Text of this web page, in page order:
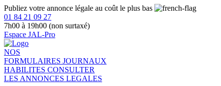
Publiez votre annonce légale au coût le plus bas
01 84 21 09 27
7h00 à 19h00 (non surtaxé)
Espace JAL-Pro
NOS
FORMULAIRES JOURNAUX
HABILITES CONSULTER
LES ANNONCES LEGALES